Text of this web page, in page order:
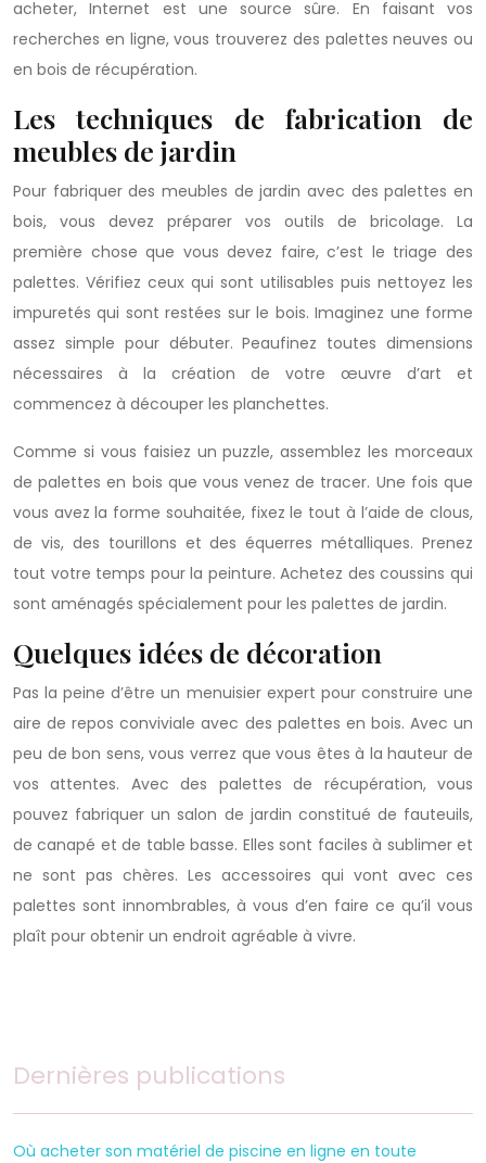
acheter, Internet est une source sûre. En faisant vos
recherches en ligne, vous trouverez des palettes neuves ou
en bois de récupération.
Les techniques de fabrication de
meubles de jardin
Pour fabriquer des meubles de jardin avec des palettes en
bois, vous devez préparer vos outils de bricolage. La
première chose que vous devez faire, c’est le triage des
palettes. Vérifiez ceux qui sont utilisables puis nettoyez les
impuretés qui sont restées sur le bois. Imaginez une forme
assez simple pour débuter. Peaufinez toutes dimensions
nécessaires à la création de votre œuvre d’art et
commencez à découper les planchettes.
Comme si vous faisiez un puzzle, assemblez les morceaux
de palettes en bois que vous venez de tracer. Une fois que
vous avez la forme souhaitée, fixez le tout à l’aide de clous,
de vis, des tourillons et des équerres métalliques. Prenez
tout votre temps pour la peinture. Achetez des coussins qui
sont aménagés spécialement pour les palettes de jardin.
Quelques idées de décoration
Pas la peine d’être un menuisier expert pour construire une
aire de repos conviviale avec des palettes en bois. Avec un
peu de bon sens, vous verrez que vous êtes à la hauteur de
vos attentes. Avec des palettes de récupération, vous
pouvez fabriquer un salon de jardin constitué de fauteuils,
de canapé et de table basse. Elles sont faciles à sublimer et
ne sont pas chères. Les accessoires qui vont avec ces
palettes sont innombrables, à vous d’en faire ce qu’il vous
plaît pour obtenir un endroit agréable à vivre.
Dernières publications
Où acheter son matériel de piscine en ligne en toute